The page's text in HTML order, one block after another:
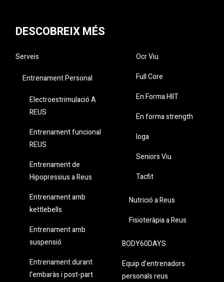
DESCOBREIX MÉS
Serveis
Entrenament Personal
Electroestrimulació A
REUS
Entrenament funcional
REUS
Entrenament de
Hipopressius a Reus
Entrenament amb
kettlebells
Entrenament amb
suspensió
Entrenament durant
l’embaràs i post-part
Ocr Viu
Full Core
En Forma HIIT
En forma strength
Ioga
Seniors Viu
Tacfit
Nutrició a Reus
Fisioteràpia a Reus
BODY60DAYS
Equip d’entrenadors
personals reus